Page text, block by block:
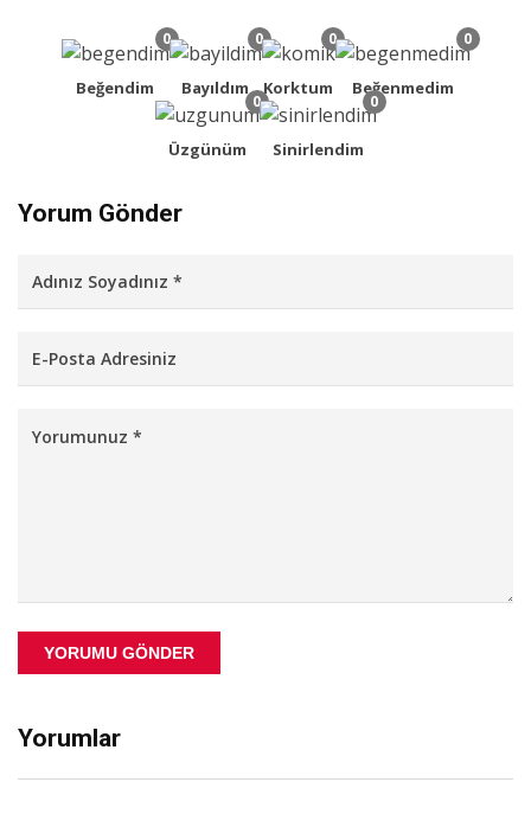
0
Beğendim
0
Bayıldım
0
Korktum
0
Beğenmedim
0
Üzgünüm
0
Sinirlendim
Yorum Gönder
YORUMU GÖNDER
Yorumlar